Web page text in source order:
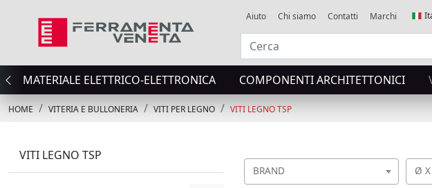
Aiuto Chi siamo Contatti Marchi
MATERIALE ELETTRICO-ELETTRONICA COMPONENTI ARCHITETTONICI
HOME VITERIA E BULLONERIA VITI PER LEGNO VITI LEGNO TSP
VITI LEGNO TSP
BRAND Ø X